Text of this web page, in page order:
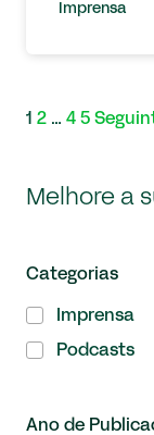
Imprensa
1 2 … 4 5
Melhore a
Categorias
Imprensa
Podcasts
Ano de